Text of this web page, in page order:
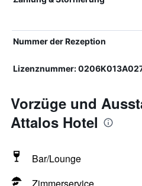
Nummer der Rezeption
Lizenznummer:
Vorzüge und
Attalos Hotel
Bar/Lounge